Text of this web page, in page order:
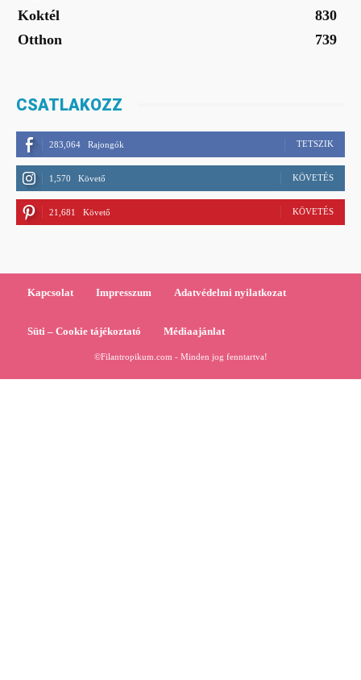
Koktél
830
Otthon
739
CSATLAKOZZ
283,064 Rajongók TETSZIK
1,570 Követő KÖVETÉS
21,681 Követő KÖVETÉS
Kapcsolat Impresszum Adatvédelmi nyilatkozat
Süti – Cookie tájékoztató Médiaajánlat
©Filantropikum.com - Minden jog fenntartva!